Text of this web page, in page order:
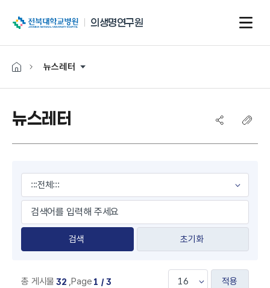
전북대학교병원
의생명연구원
뉴스레터
뉴스레터
초기화
총 게시물 32 ,Page 1 / 3 적용